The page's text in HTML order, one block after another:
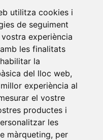
utilitza cookies i
de seguiment
experiència
les finalitats
la
del lloc web,
experiència al
el vostre
productes i
les
màrqueting, per
activitats que